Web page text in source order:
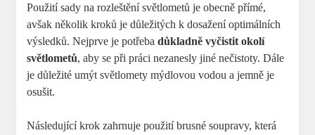
Použití sady na rozleštění⁤ světlometů je obecně přímé,
avšak několik kroků je důležitých k dosažení optimálních
výsledků. Nejprve je potřebadůkladně vyčistit okolí‍
světlometů, aby se při práci nezanesly jiné nečistoty. Dále
je důležité umýt světlomety mýdlovou ⁣vodou ‍a jemně je
osušit.
Následující krok zahrnuje⁣ použití brusné soupravy, která